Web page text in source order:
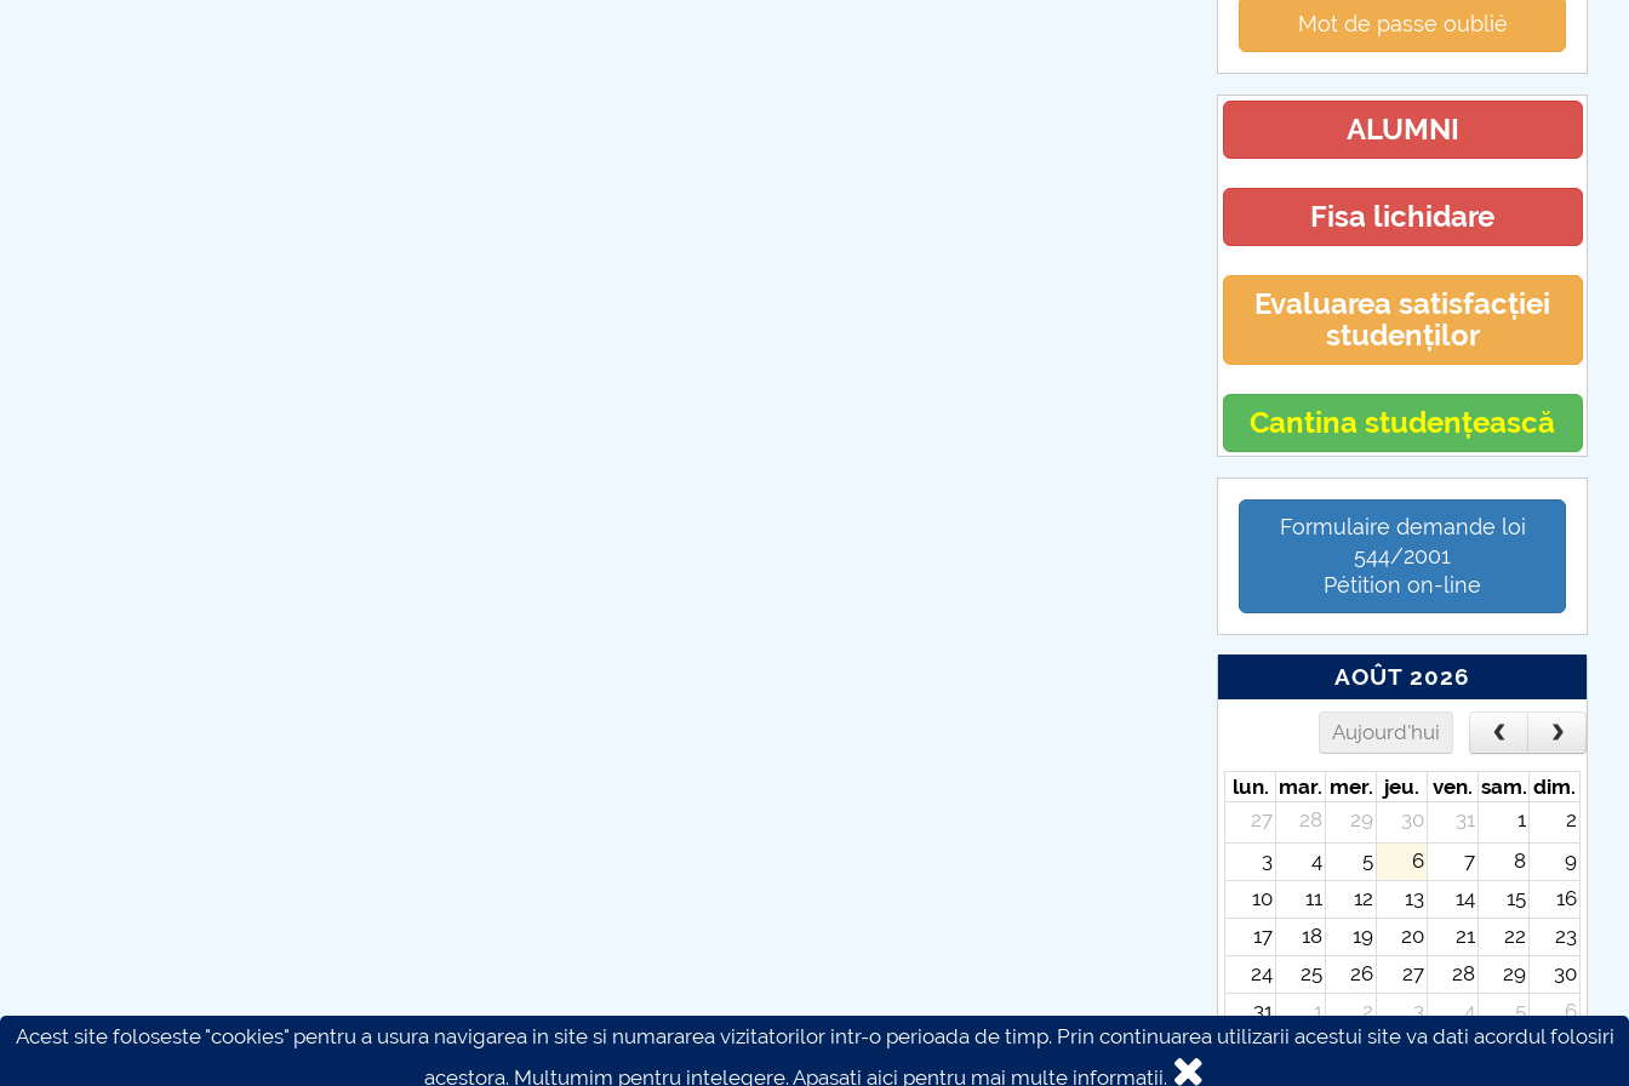
Mot de passe oublié
ALUMNI
Fisa lichidare
Evaluarea satisfacției
studenților
Cantina studențească
Formulaire demande loi
544/2001
Pétition on-line
AOÛT 2026
Aujourd'hui
lun. mar. mer. jeu. ven. sam. dim.
27
28 29 30 31 1
2
3
4 5 6 7 8
9
10
11 12 13 14 15
16
17
18 19 20 21 22
23
24
25 26 27 28 29
30
31
1 2 3 4 5
6
Acest site foloseste "cookies" pentru a usura navigarea in site si numararea vizitatorilor intr-o perioada de timp. Prin continuarea utilizarii acestui site va dati acordul folosiri
acestora. Multumim pentru intelegere.Apasati aici pentru mai multe informatii.